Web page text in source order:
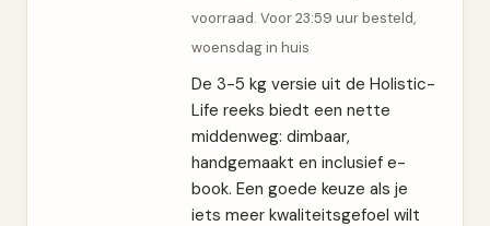
voorraad. Voor 23:59 uur besteld,
woensdag in huis
De 3-5 kg versie uit de Holistic-
Life reeks biedt een nette
middenweg: dimbaar,
handgemaakt en inclusief e-
book. Een goede keuze als je
iets meer kwaliteitsgefoel wilt